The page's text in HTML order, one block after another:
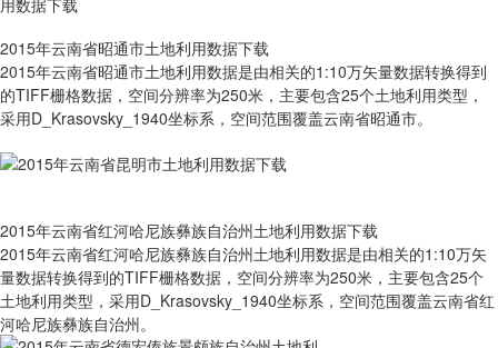
2015年云南省昭通市土地利用数据下载
2015年云南省昭通市土地利用数据是由相关的1:10万矢量数据转换得到
的TIFF栅格数据，空间分辨率为250米，主要包含25个土地利用类型，
采用D_Krasovsky_1940坐标系，空间范围覆盖云南省昭通市。
2015年云南省红河哈尼族彝族自治州土地利用数据下载
2015年云南省红河哈尼族彝族自治州土地利用数据是由相关的1:10万矢
量数据转换得到的TIFF栅格数据，空间分辨率为250米，主要包含25个
土地利用类型，采用D_Krasovsky_1940坐标系，空间范围覆盖云南省红
河哈尼族彝族自治州。